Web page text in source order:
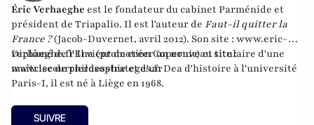
Éric Verhaeghe est le fondateur du cabinet Parménide et
président de Triapalio. Il est l'auteur de Faut-il quitter la
France ?(Jacob-Duvernet, avril 2012). Son site : www.eric-
verhaeghe.frIl vient de créer un nouveau site :
www.lecourrierdesstrateges.fr
Diplômé de l'Ena (promotion Copernic) et titulaire d'une
maîtrise de philosophie et d'un Dea d'histoire à l'université
Paris-I, il est né à Liège en 1968.
SUIVRE